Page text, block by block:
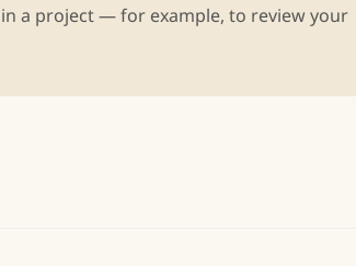
a project — for example, to review your